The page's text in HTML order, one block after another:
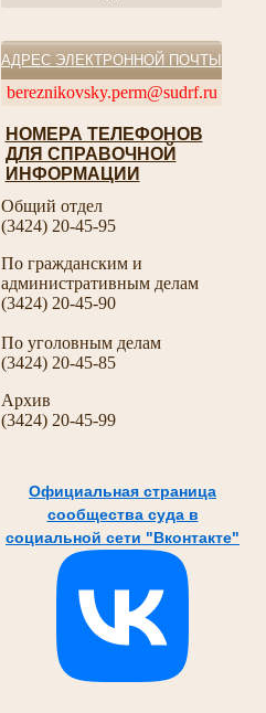
АДРЕС ЭЛЕКТРОННОЙ ПОЧТЫ
bereznikovsky.perm@sudrf.ru
НОМЕРА ТЕЛЕФОНОВ
ДЛЯ СПРАВОЧНОЙ
ИНФОРМАЦИИ
Общий отдел
(3424) 20-45-95
По гражданским и
административным делам
(3424) 20-45-90
По уголовным делам
(3424) 20-45-85
Архив
(3424) 20-45-99
Официальная страница
сообщества суда в
социальной сети "Вконтакте"